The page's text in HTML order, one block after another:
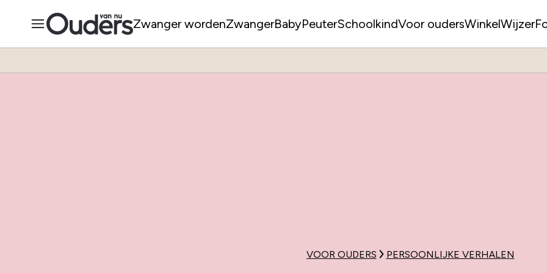
Zwanger wordenZwangerBabyPeuterSchoolkindVoor oudersWinkelWijzer
VOOR OUDERS PERSOONLIJKE VERHALEN